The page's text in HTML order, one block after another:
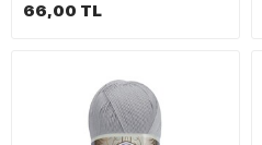
66,00 TL